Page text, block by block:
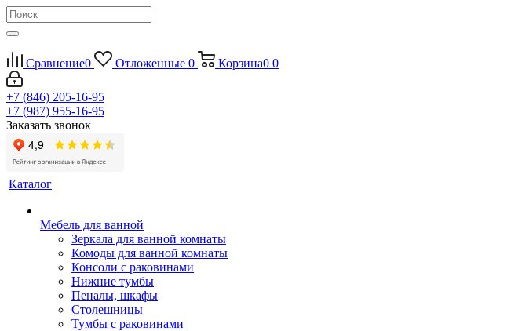
Сравнение0 Отложенные 0 Корзина0 0
+7 (846) 205-16-95
+7 (987) 955-16-95
Заказать звонок
Каталог
Мебель для ванной
Зеркала для ванной комнаты
Комоды для ванной комнаты
Консоли с раковинами
Нижние тумбы
Пеналы, шкафы
Столешницы
Тумбы с раковинами